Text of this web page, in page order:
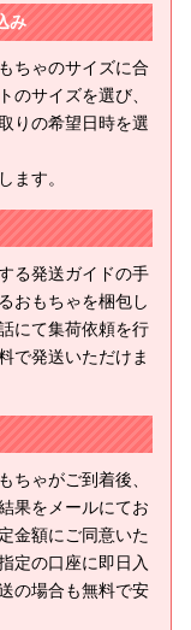
み
ちゃのサイズに合
のサイズを選び、
りの希望日時を選
ます。
る発送ガイドの手
おもちゃを梱包し
にて集荷依頼を行
で発送いただけま
ちゃがご到着後、
果をメールにてお
金額にご同意いた
定の口座に即日入
の場合も無料で安